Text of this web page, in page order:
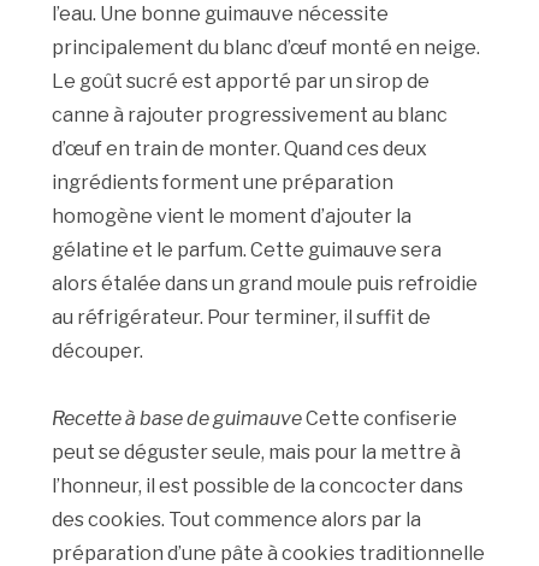
l’eau. Une bonne guimauve nécessite
principalement du blanc d’œuf monté en neige.
Le goût sucré est apporté par un sirop de
canne à rajouter progressivement au blanc
d’œuf en train de monter. Quand ces deux
ingrédients forment une préparation
homogène vient le moment d’ajouter la
gélatine et le parfum. Cette guimauve sera
alors étalée dans un grand moule puis refroidie
au réfrigérateur. Pour terminer, il suffit de
découper.
Recette à base de guimauveCette confiserie
peut se déguster seule, mais pour la mettre à
l’honneur, il est possible de la concocter dans
des cookies. Tout commence alors par la
préparation d’une pâte à cookies traditionnelle